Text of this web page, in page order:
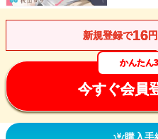
新規登録で16
かんたん
今すぐ会員